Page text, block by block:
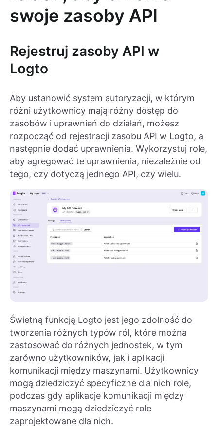
swoje zasoby API
Rejestruj zasoby API w
Logto
Aby ustanowić system autoryzacji, w którym
różni użytkownicy mają różny dostęp do
zasobów i uprawnień do działań, możesz
rozpocząć od rejestracji zasobu API w Logto, a
następnie dodać uprawnienia. Wykorzystuj role,
aby agregować te uprawnienia, niezależnie od
tego, czy dotyczą jednego API, czy wielu.
Świetną funkcją Logto jest jego zdolność do
tworzenia różnych typów ról, które można
zastosować do różnych jednostek, w tym
zarówno użytkowników, jak i aplikacji
komunikacji między maszynami. Użytkownicy
mogą dziedziczyć specyficzne dla nich role,
podczas gdy aplikacje komunikacji między
maszynami mogą dziedziczyć role
zaprojektowane dla nich.